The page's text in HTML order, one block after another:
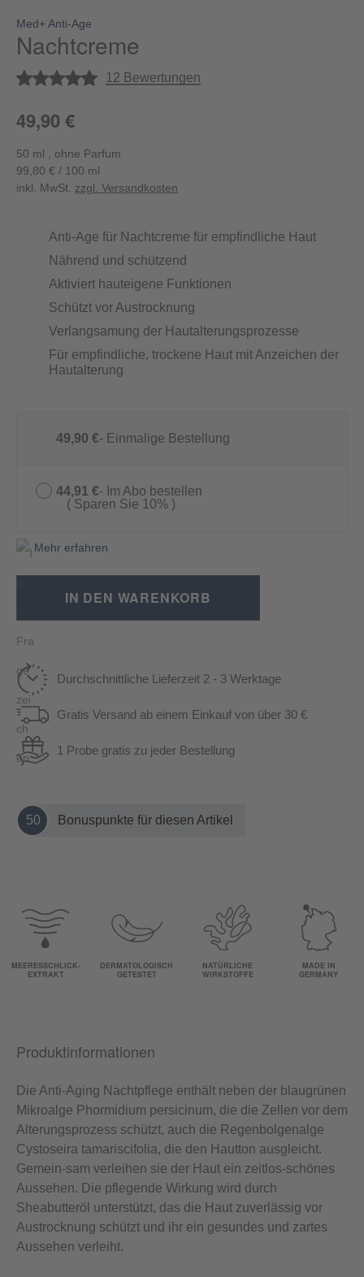
49,90 €
50 ml , ohne Parfum
99,80 € / 100 ml
inkl. MwSt. zzgl. Versandkosten
Anti-Age für Nachtcreme für empfindliche Haut
Nährend und schützend
Aktiviert hauteigene Funktionen
Schützt vor Austrocknung
Verlangsamung der Hautalterungsprozesse
Für empfindliche, trockene Haut mit Anzeichen der
Hautalterung
Med+ Anti-Age
Nachtcreme
Durchschnittliche Bewertung von 4.8 von 5 Sternen
12 Bewertungen
Einmalige Bestellung
49,90 €
Im Abo bestellen
44,91 €
Sparen Sie 10%
Mehr erfahren
IN DEN WARENKORB
Durchschnittliche Lieferzeit 2 - 3 Werktage
Gratis Versand ab einem Einkauf von über 30 €
1 Probe gratis zu jeder Bestellung
50 Bonuspunkte für diesen Artikel
MEERESSCHLICK-
EXTRAKT
DERMATOLOGISCH
GETESTET
NATÜRLICHE
WIRKSTOFFE
MADE IN
GERMANY
Produktinformationen
Die Anti-Aging Nachtpflege enthält neben der blaugrünen
Mikroalge Phormidium persicinum, die die Zellen vor dem
Alterungsprozess schützt, auch die Regenbolgenalge
Cystoseira tamariscifolia, die den Hautton ausgleicht.
Gemein-sam verleihen sie der Haut ein zeitlos-schönes
Aussehen. Die pflegende Wirkung wird durch
Sheabutteröl unterstützt, das die Haut zuverlässig vor
Austrocknung schützt und ihr ein gesundes und zartes
Aussehen verleiht.